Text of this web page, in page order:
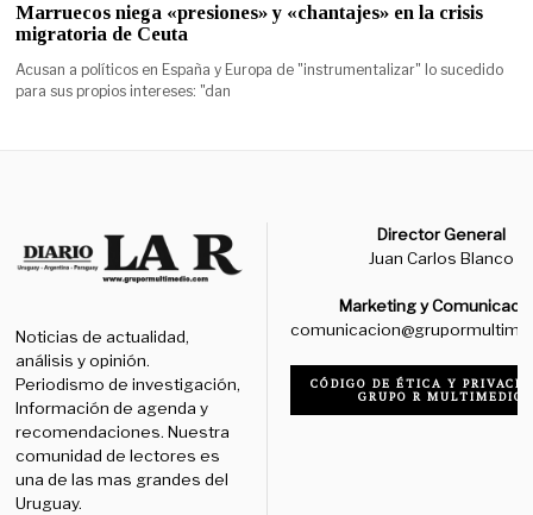
Marruecos niega «presiones» y «chantajes» en la crisis
migratoria de Ceuta
Acusan a políticos en España y Europa de "instrumentalizar" lo sucedido
para sus propios intereses: "dan
Noticias de actualidad,
análisis y opinión.
Periodismo de investigación,
Información de agenda y
recomendaciones. Nuestra
comunidad de lectores es
una de las mas grandes del
Uruguay.
Director General
Juan Carlos Blanco
Marketing y
CÓDIGO DE ÉTICA Y
GRUPO R MULTIMEDIO